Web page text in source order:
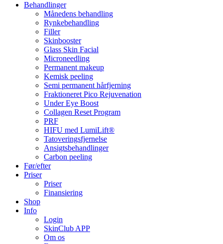
Behandlinger
Månedens behandling
Rynkebehandling
Filler
Skinbooster
Glass Skin Facial
Microneedling
Permanent makeup
Kemisk peeling
Semi permanent hårfjerning
Fraktioneret Pico Rejuvenation
Under Eye Boost
Collagen Reset Program
PRF
HIFU med LumiLift®
Tatoveringsfjernelse
Ansigtsbehandlinger
Carbon peeling
Før/efter
Priser
Priser
Finansiering
Shop
Info
Login
SkinClub APP
Om os